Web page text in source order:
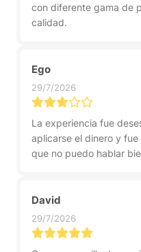
con diferente gama de
calidad.
Ego
29/7/2026
La experiencia fue
aplicarse el dinero y
que no puedo hablar
David
29/7/2026